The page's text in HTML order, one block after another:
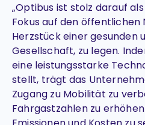
„Optibus ist stolz darauf
Fokus auf den öffentlichen
Herzstück einer gesunden
Gesellschaft, zu legen.
eine leistungsstarke
stellt, trägt das
Zugang zu Mobilität zu
Fahrgastzahlen zu